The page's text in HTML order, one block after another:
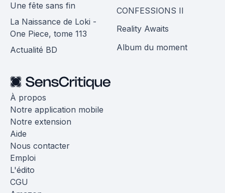
Une fête sans fin
La Naissance de Loki -
One Piece, tome 113
Actualité BD
CONFESSIONS II
Reality Awaits
Album du moment
À propos
Notre application mobile
Notre extension
Aide
Nous contacter
Emploi
L'édito
CGU